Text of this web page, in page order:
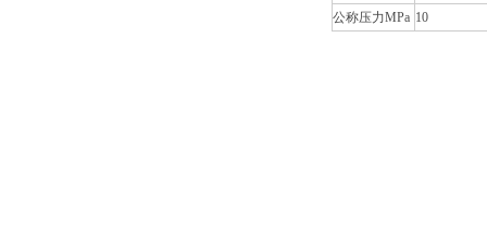
公称压力MPa 10